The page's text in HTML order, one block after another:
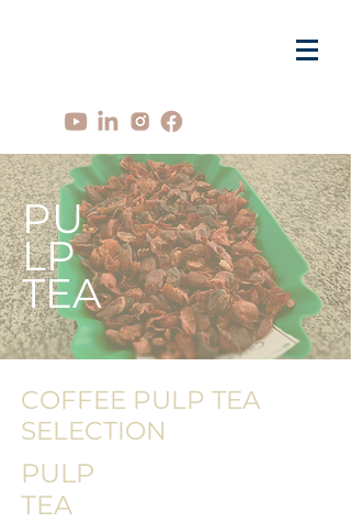
PU
LP
TEA
COFFEE PULP TEA
SELECTION
PULP
TEA